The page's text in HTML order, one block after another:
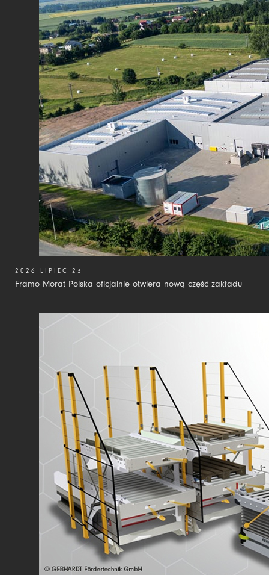
Framo Morat Polska oficjalnie otwiera nową część zakładu
2026 LIPIEC 23